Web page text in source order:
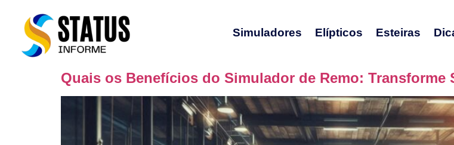
Simuladores Elípticos Esteiras
Quais os Benefícios do Simulador de Remo: Transforme